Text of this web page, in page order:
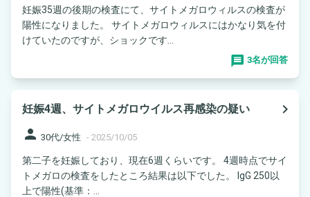
妊娠35週の後期の検査にて、サイトメガロウィルスの検査が
陽性になりました。 サイトメガロウィルスにはかなり気を付
けていたのですが、ショックです...
3名が回答
妊娠4週、サイトメガロウイルス再感染の疑い
navigate_next
person 30代/女性 - 2025/10/05
第二子を妊娠しており、現在6週くらいです。 4週時点でサイ
トメガロの検査をしたところ結果は以下でした。 IgG 250以
上で陽性(基準：...